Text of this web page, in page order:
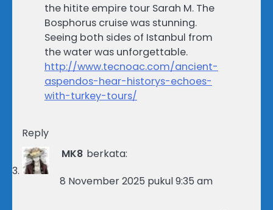
the hitite empire tour Sarah M. The
Bosphorus cruise was stunning.
Seeing both sides of Istanbul from
the water was unforgettable.
http://www.tecnoac.com/ancient-
aspendos-hear-historys-echoes-
with-turkey-tours/
Reply
MK8 berkata:
8 November 2025 pukul 9:35 am